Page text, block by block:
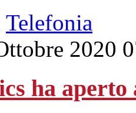
Telefonia
2020
ha